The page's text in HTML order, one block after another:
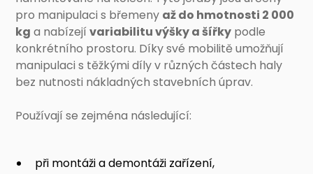
pro manipulaci s břemeny až do hmotnosti 2 000
kg a nabízejívariabilitu výšky a šířky podle
konkrétního prostoru. Díky své mobilitě umožňují
manipulaci s těžkými díly v různých částech haly
bez nutnosti nákladných stavebních úprav.
Používají se zejména následující:
při montáži a demontáži zařízení,